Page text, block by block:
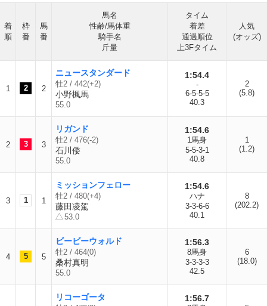
着
順
枠
番
馬
番
馬名
性齢/馬体重
騎手名
斤量
タイム
着差
通過順位
上3Fタイム
人気
(オッズ)
1 2 2
ニュースタンダード
牡2 / 442(+2)
小野楓馬
55.0
1:54.4
-
6-5-5-5
40.3
2
(5.8)
2 3 3
リガンド
牡2 / 476(-2)
石川倭
55.0
1:54.6
1馬身
5-5-3-1
40.8
1
(1.2)
3 1 1
ミッションフェロー
牡2 / 480(+4)
藤田凌駕
53.0
1:54.6
ハナ
3-3-6-6
40.1
8
(202.2)
4 5 5
ビービーウォルド
牡2 / 464(0)
桑村真明
55.0
1:56.3
8馬身
3-3-3-3
42.5
6
(18.0)
リコーゴータ 1:56.7